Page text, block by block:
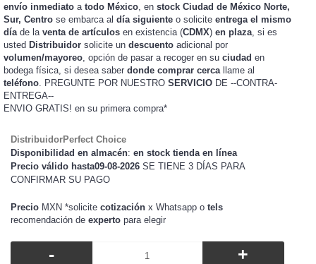
envío inmediato a todo México , en stock Ciudad de México Norte,
Sur, Centro se embarca al día siguiente o solicite entrega el mismo
día de la venta de artículos en existencia (CDMX) en plaza , si es
usted Distribuidor solicite un descuento adicional por
volumen/mayoreo , opción de pasar a recoger en su ciudad en
bodega física, si desea saber donde comprar cerca llame al
teléfono . PREGUNTE POR NUESTRO SERVICIO DE --CONTRA-
ENTREGA--
ENVIO GRATIS! en su primera compra*
DistribuidorPerfect Choice
Disponibilidad en almacén: en stock tienda en línea
Precio válido hasta09-08-2026 SE TIENE 3 DÍAS PARA
CONFIRMAR SU PAGO
Precio MXN *solicite cotización x Whatsapp o tels
recomendación de experto para elegir
- +